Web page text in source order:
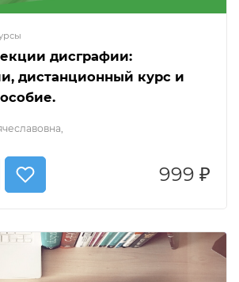
дисграфии:
дистанционный курс и
999 ₽